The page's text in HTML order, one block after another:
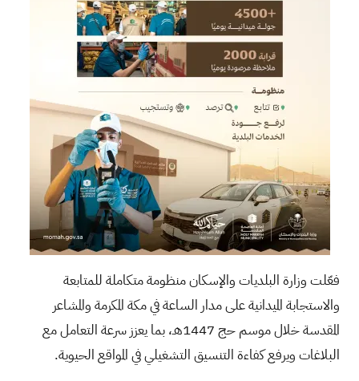
فعّلت وزارة البلديات والإسكان منظومة متكاملة للمتابعة
والاستجابة الميدانية على مدار الساعة في مكة المكرمة والمشاعر
المقدسة خلال موسم حج 1447هـ، بما يعزز سرعة التعامل مع
البلاغات ويرفع كفاءة التنسيق التشغيلي في المواقع الحيوية.